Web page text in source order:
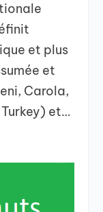
et plus
et
Carola,
et…